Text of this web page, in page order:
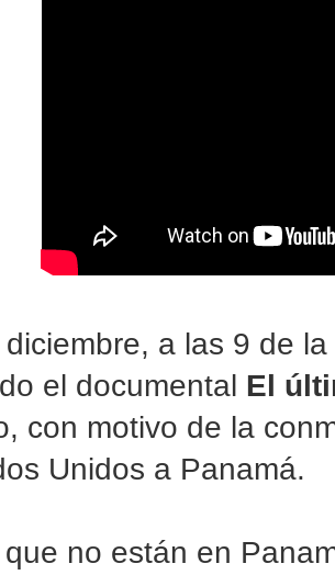
a las 9 de
el documental El
con motivo de la
Unidos a Panamá.
no están en